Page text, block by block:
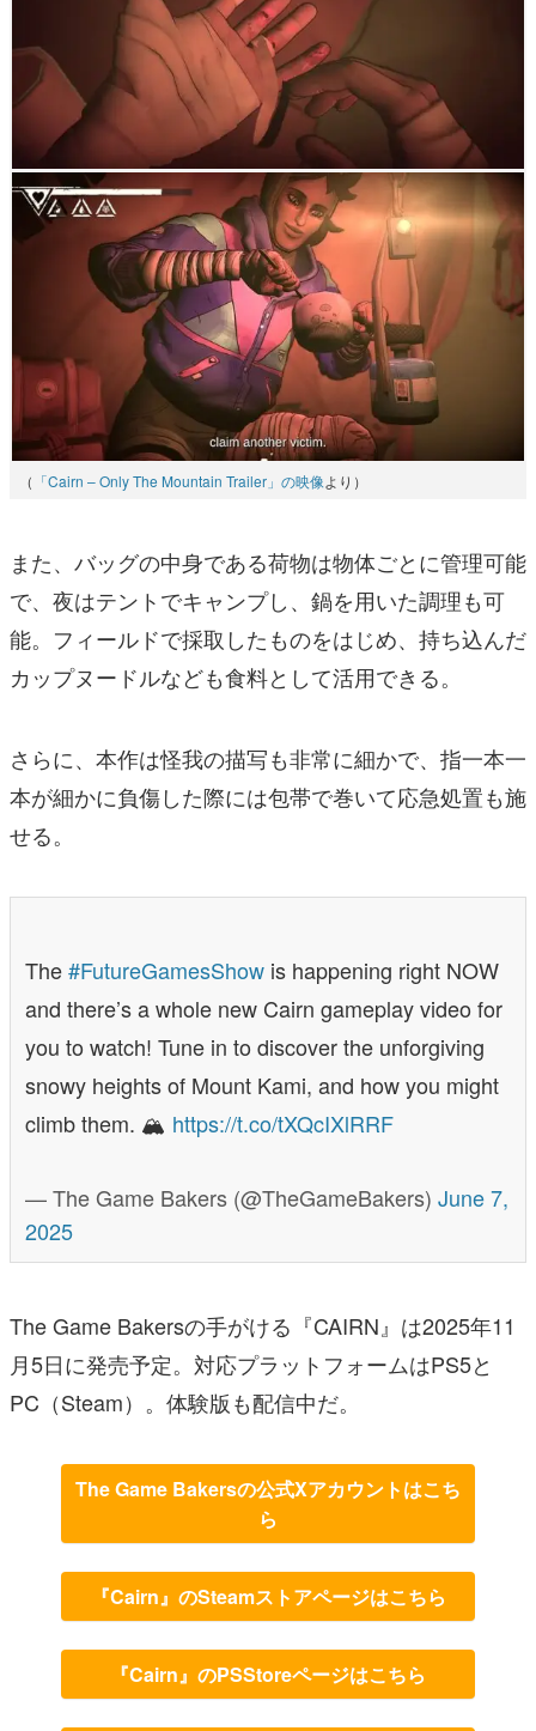
（ 「Cairn – Only The Mountain Trailer」の映像より）
また、バッグの中身である荷物は物体ごとに管理可能
で、夜はテントでキャンプし、鍋を用いた調理も可
能。フィールドで採取したものをはじめ、持ち込んだ
カップヌードルなども食料として活用できる。
さらに、本作は怪我の描写も非常に細かで、指一本一
本が細かに負傷した際には包帯で巻いて応急処置も施
せる。
The#FutureGamesShow is happening right NOW
and there’s a whole new Cairn gameplay video for
you to watch! Tune in to discover the unforgiving
snowy heights of Mount Kami, and how you might
climb them. 🏔️ https://t.co/tXQcIXlRRF
— The Game Bakers (@TheGameBakers) June 7,
2025
The Game Bakersの手がける『CAIRN』は2025年11
月5日に発売予定。対応プラットフォームはPS5と
PC（Steam）。体験版も配信中だ。
The Game Bakersの公式Xアカウントはこち
ら
『Cairn』のSteamストアページはこちら
『Cairn』のPSStoreページはこちら